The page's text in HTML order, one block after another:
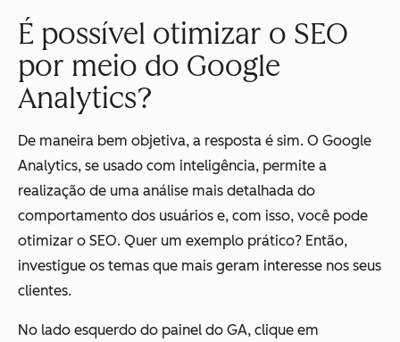
É possível otimizar o SEO
por meio do Google
Analytics?
De maneira bem objetiva, a resposta é sim. O Google
Analytics, se usado com inteligência, permite a
realização de uma análise mais detalhada do
comportamento dos usuários e, com isso, você pode
otimizar o SEO. Quer um exemplo prático? Então,
investigue os temas que mais geram interesse nos seus
clientes.
No lado esquerdo do painel do GA, clique em